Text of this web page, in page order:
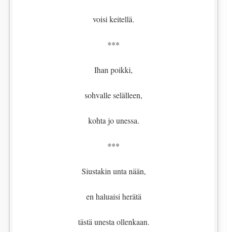
voisi keitellä.
***
Ihan poikki,
sohvalle selälleen,
kohta jo unessa.
***
Siustakin unta nään,
en haluaisi herätä
tästä unesta ollenkaan.